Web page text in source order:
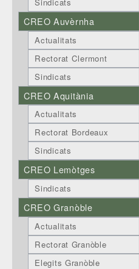
CREO Auvèrnha
Actualitats
Rectorat Clermont
Sindicats
CREO Aquitània
Actualitats
Rectorat Bordeaux
Sindicats
CREO Lemòtges
Sindicats
CREO Granòble
Actualitats
Rectorat Granòble
Elegits Granòble